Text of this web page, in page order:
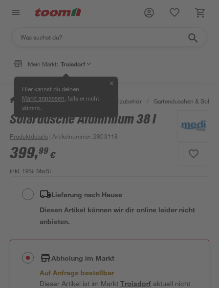
Mein Markt: Troisdorf
Hier kannst du deinen
Markt anpassen , falls er nicht
stimmt.
✕
/ Garten & Freizeit / Pools & Poolzubehör / Gartenduschen &
Solardusche Aluminium 38 l
Produktdetails | Artikelnummer: 2803118
399,99 €
inkl. 19% MwSt.
Lieferung nach Hause
Diesen Artikel können wir dir online leider nicht
anbieten.
Abholung im Markt
Auf Anfrage bestellbar
Dieser Artikel ist im MarktTroisdorfaktuell nicht